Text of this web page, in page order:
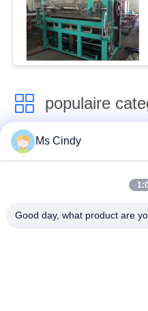
populaire
Document Ei Tray
Making Machine
Machine
Ms Cindy
Good day, what product are